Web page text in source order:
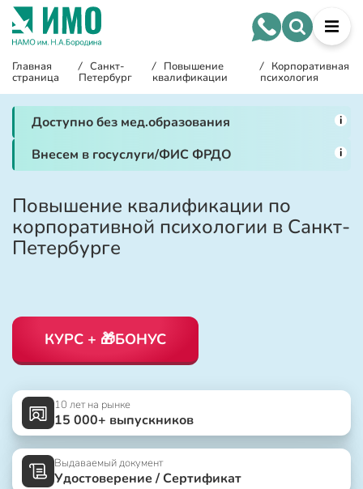
Главная
страница
/ Санкт-
Петербург
/ Повышение
квалификации
/ Корпоративная
психология
Доступно без мед.образования i
Внесем в госуслуги/ФИС ФРДО i
Повышение квалификации по
корпоративной психологии в Санкт-
Петербурге
КУРС + 🎁БОНУС
10 лет на рынке
15 000+ выпускников
Выдаваемый документ
Удостоверение / Сертификат